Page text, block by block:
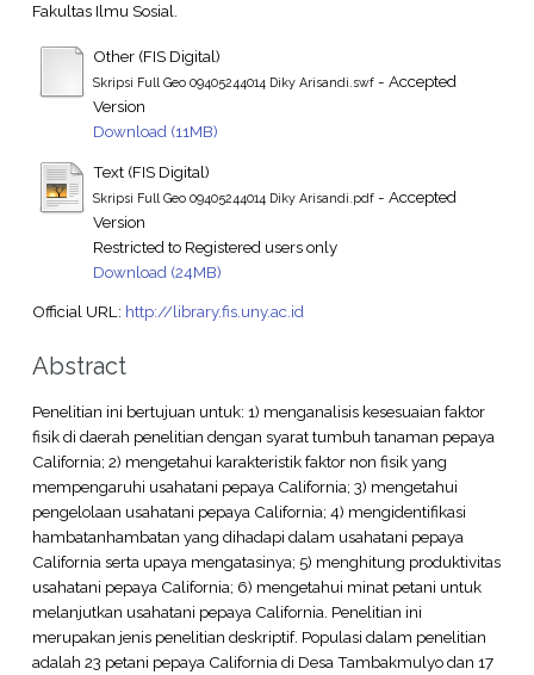
Fakultas Ilmu Sosial.
Other (FIS Digital)
Skripsi Full Geo 09405244014 Diky Arisandi.swf- Accepted
Version
Download (11MB)
Text (FIS Digital)
Skripsi Full Geo 09405244014 Diky Arisandi.pdf- Accepted
Version
Restricted to Registered users only
Download (24MB)
Official URL: http://library.fis.uny.ac.id
Abstract
Penelitian ini bertujuan untuk: 1) menganalisis kesesuaian faktor
fisik di daerah penelitian dengan syarat tumbuh tanaman pepaya
California; 2) mengetahui karakteristik faktor non fisik yang
mempengaruhi usahatani pepaya California; 3) mengetahui
pengelolaan usahatani pepaya California; 4) mengidentifikasi
hambatanhambatan yang dihadapi dalam usahatani pepaya
California serta upaya mengatasinya; 5) menghitung produktivitas
usahatani pepaya California; 6) mengetahui minat petani untuk
melanjutkan usahatani pepaya California. Penelitian ini
merupakan jenis penelitian deskriptif. Populasi dalam penelitian
adalah 23 petani pepaya California di Desa Tambakmulyo dan 17